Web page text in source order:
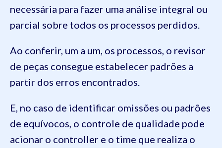
necessária para fazer uma análise integral ou
parcial sobre todos os processos perdidos.
Ao conferir, um a um, os processos, o revisor
de peças consegue estabelecer padrões a
partir dos erros encontrados.
E, no caso de identificar omissões ou padrões
de equívocos, o controle de qualidade pode
acionar o controller e o time que realiza o